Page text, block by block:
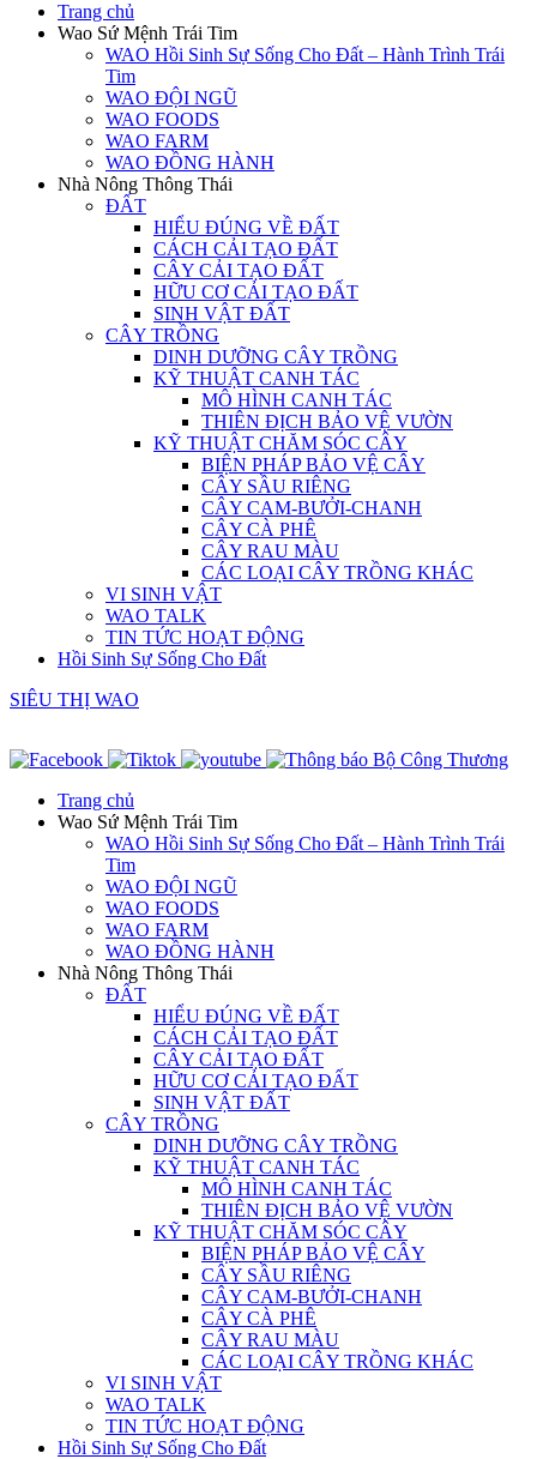
Trang chủ
Wao Sứ Mệnh Trái Tim
WAO Hồi Sinh Sự Sống Cho Đất – Hành Trình Trái
Tim
WAO ĐỘI NGŨ
WAO FOODS
WAO FARM
WAO ĐỒNG HÀNH
Nhà Nông Thông Thái
ĐẤT
HIỂU ĐÚNG VỀ ĐẤT
CÁCH CẢI TẠO ĐẤT
CÂY CẢI TẠO ĐẤT
HỮU CƠ CẢI TẠO ĐẤT
SINH VẬT ĐẤT
CÂY TRỒNG
DINH DƯỠNG CÂY TRỒNG
KỸ THUẬT CANH TÁC
MÔ HÌNH CANH TÁC
THIÊN ĐỊCH BẢO VỆ VƯỜN
KỸ THUẬT CHĂM SÓC CÂY
BIỆN PHÁP BẢO VỆ CÂY
CÂY SẦU RIÊNG
CÂY CAM-BƯỞI-CHANH
CÂY CÀ PHÊ
CÂY RAU MÀU
CÁC LOẠI CÂY TRỒNG KHÁC
VI SINH VẬT
WAO TALK
TIN TỨC HOẠT ĐỘNG
Hồi Sinh Sự Sống Cho Đất
SIÊU THỊ WAO
Trang chủ
Wao Sứ Mệnh Trái Tim
WAO Hồi Sinh Sự Sống Cho Đất – Hành Trình Trái
Tim
WAO ĐỘI NGŨ
WAO FOODS
WAO FARM
WAO ĐỒNG HÀNH
Nhà Nông Thông Thái
ĐẤT
HIỂU ĐÚNG VỀ ĐẤT
CÁCH CẢI TẠO ĐẤT
CÂY CẢI TẠO ĐẤT
HỮU CƠ CẢI TẠO ĐẤT
SINH VẬT ĐẤT
CÂY TRỒNG
DINH DƯỠNG CÂY TRỒNG
KỸ THUẬT CANH TÁC
MÔ HÌNH CANH TÁC
THIÊN ĐỊCH BẢO VỆ VƯỜN
KỸ THUẬT CHĂM SÓC CÂY
BIỆN PHÁP BẢO VỆ CÂY
CÂY SẦU RIÊNG
CÂY CAM-BƯỞI-CHANH
CÂY CÀ PHÊ
CÂY RAU MÀU
CÁC LOẠI CÂY TRỒNG KHÁC
VI SINH VẬT
WAO TALK
TIN TỨC HOẠT ĐỘNG
Hồi Sinh Sự Sống Cho Đất